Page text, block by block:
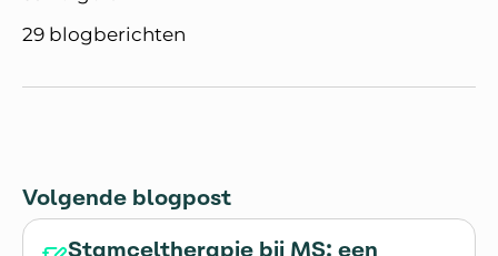
29 blogberichten
Volgende blogpost
Stamceltherapie bij MS: een